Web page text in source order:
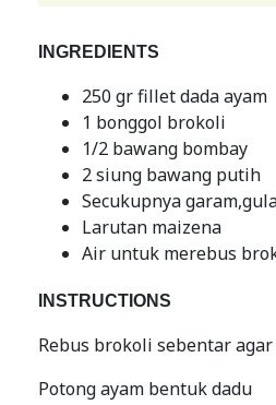
INGREDIENTS
250 gr fillet dada ayam
1 bonggol brokoli
1/2 bawang bombay
2 siung bawang putih
Secukupnya
Larutan maizena
Air untuk merebus
INSTRUCTIONS
Rebus brokoli sebentar
Potong ayam bentuk dadu